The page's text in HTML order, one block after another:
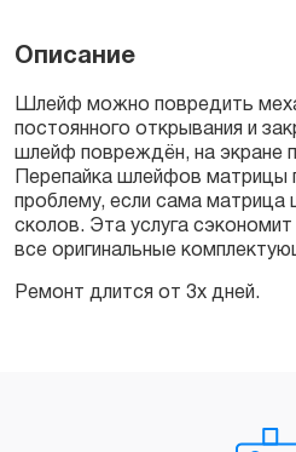
Описание
Шлейф можно повредить
постоянного открывания и
шлейф повреждён, на экране
Перепайка шлейфов
проблему, если сама матрица
сколов. Эта услуга
все оригинальные
Ремонт длится от 3х дней.